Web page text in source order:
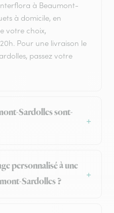
à Beaumont-
à domicile, en
votre choix,
Pour une livraison le
passez votre
Sardolles sont-
personnalisé à une
Sardolles ?